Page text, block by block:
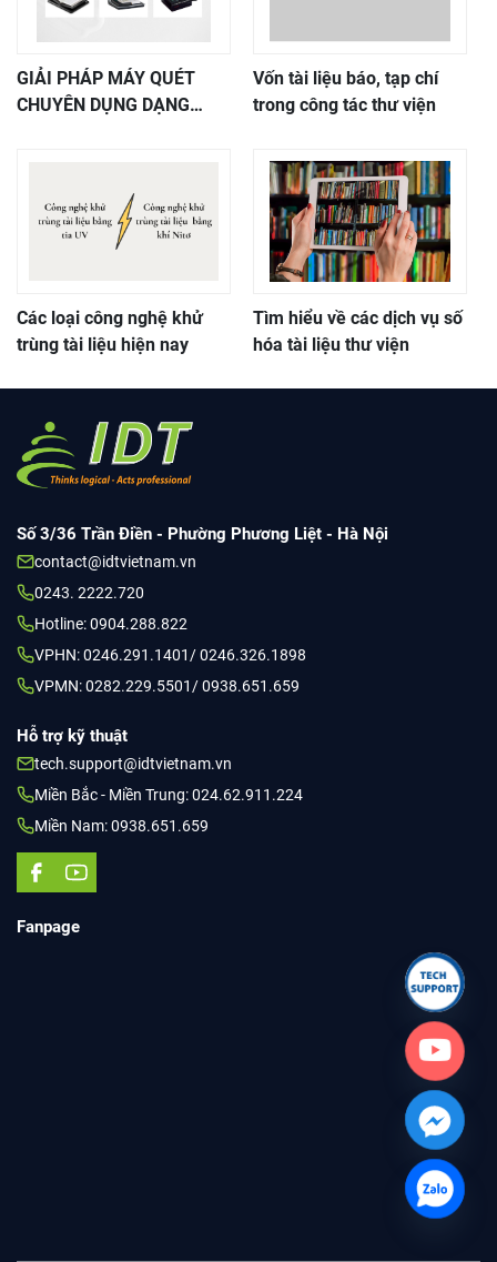
GIẢI PHÁP MÁY QUÉT
CHUYÊN DỤNG DẠNG
Vốn tài liệu báo, tạp chí
trong công tác thư viện
Các loại công nghệ khử
trùng tài liệu hiện nay
Tìm hiểu về các dịch vụ số
hóa tài liệu thư viện
Số 3/36 Trần Điền - Phường Phương Liệt - Hà Nội
contact@idtvietnam.vn
0243. 2222.720
Hotline: 0904.288.822
VPHN: 0246.291.1401/ 0246.326.1898
VPMN: 0282.229.5501/ 0938.651.659
Hỗ trợ kỹ thuật
tech.support@idtvietnam.vn
Miền Bắc - Miền Trung: 024.62.911.224
Miền Nam: 0938.651.659
Fanpage